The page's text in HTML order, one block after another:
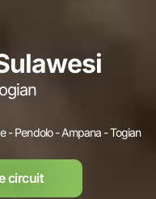
- Pendolo - Ampana - Togian
circuit